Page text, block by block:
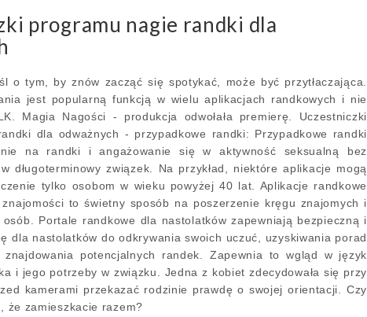
programu nagie randki dla
o tym, by znów zacząć się spotykać, może być przytłaczająca.
jest popularną funkcją w wielu aplikacjach randkowych i nie
Magia Nagości - produkcja odwołała premierę. Uczestniczki
dla odważnych - przypadkowe randki: Przypadkowe randki
na randki i angażowanie się w aktywność seksualną bez
długoterminowy związek. Na przykład, niektóre aplikacje mogą
tylko osobom w wieku powyżej 40 lat. Aplikacje randkowe
to świetny sposób na poszerzenie kręgu znajomych i
osób. Portale randkowe dla nastolatków zapewniają bezpieczną i
dla nastolatków do odkrywania swoich uczuć, uzyskiwania porad
potencjalnych randek. Zapewnia to wgląd w język
i jego potrzeby w związku. Jedna z kobiet zdecydowała się przy
kamerami przekazać rodzinie prawdę o swojej orientacji. Czy
że zamieszkacie razem?